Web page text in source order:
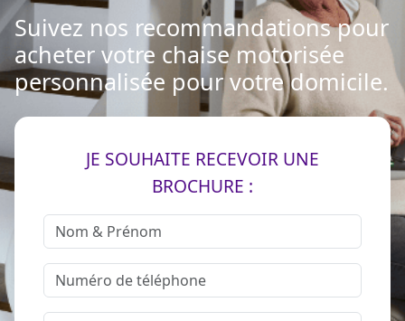
Suivez nos recommandations pour
acheter votre chaise motorisée
personnalisée pour votre domicile.
JE SOUHAITE RECEVOIR UNE
BROCHURE :